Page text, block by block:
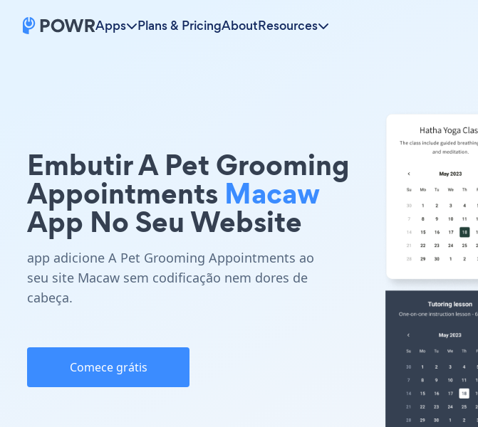
Apps Plans & PricingAboutResources
Embutir A Pet Grooming
Appointments Macaw
App No Seu Website
app adicione A Pet Grooming Appointments ao
seu site Macaw sem codificação nem dores de
cabeça.
Comece grátis